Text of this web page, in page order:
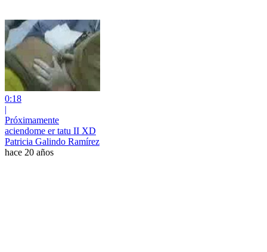
0:18
|
Próximamente
aciendome er tatu II XD
Patricia Galindo Ramírez
hace 20 años